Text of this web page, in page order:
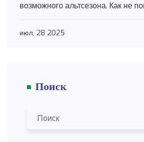
возможного альтсезона. Как не
июл, 28 2025
Поиск